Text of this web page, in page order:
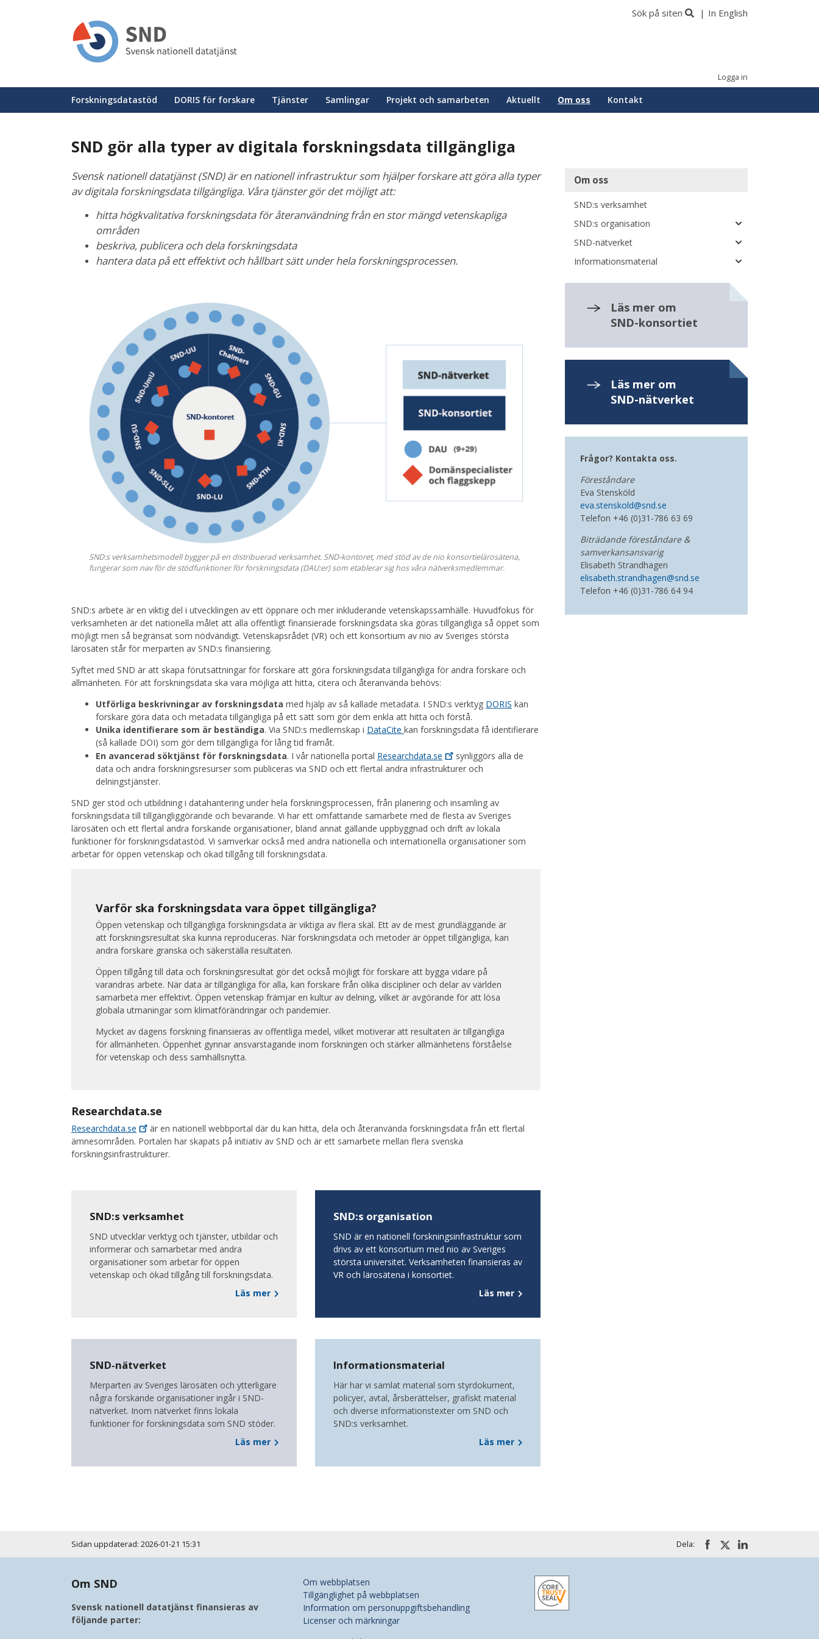
Sök på siten In English
Logga in
Huvudmeny
Forskningsdatastöd DORIS för forskare Tjänster Samlingar Projekt och samarbeten Aktuellt Om oss Kontakt
SND gör alla typer av digitala forskningsdata tillgängliga
Svensk nationell datatjänst (SND) är en nationell infrastruktur som hjälper forskare att göra alla typer
av digitala forskningsdata tillgängliga. Våra tjänster gör det möjligt att:
hitta högkvalitativa forskningsdata för återanvändning från en stor mängd vetenskapliga
områden
beskriva, publicera och dela forskningsdata
hantera data på ett effektivt och hållbart sätt under hela forskningsprocessen.
SND:s verksamhetsmodell bygger på en distribuerad verksamhet. SND-kontoret, med stöd av de nio konsortielärosätena,
fungerar som nav för de stödfunktioner för forskningsdata (DAU:er) som etablerar sig hos våra nätverksmedlemmar.
SND:s arbete är en viktig del i utvecklingen av ett öppnare och mer inkluderande vetenskapssamhälle. Huvudfokus för
verksamheten är det nationella målet att alla offentligt finansierade forskningsdata ska göras tillgängliga så öppet som
möjligt men så begränsat som nödvändigt. Vetenskapsrådet (VR) och ett konsortium av nio av Sveriges största
lärosäten står för merparten av SND:s finansiering.
Syftet med SND är att skapa förutsättningar för forskare att göra forskningsdata tillgängliga för andra forskare och
allmänheten. För att forskningsdata ska vara möjliga att hitta, citera och återanvända behövs:
Utförliga beskrivningar av forskningsdata med hjälp av så kallade metadata. I SND:s verktyg DORIS kan
forskare göra data och metadata tillgängliga på ett sätt som gör dem enkla att hitta och förstå.
Unika identifierare som är beständiga. Via SND:s medlemskap i DataCite kan forskningsdata få identifierare
(så kallade DOI) som gör dem tillgängliga för lång tid framåt.
En avancerad söktjänst för forskningsdata. I vår nationella portal Researchdata.se
synliggörs alla de
data och andra forskningsresurser som publiceras via SND och ett flertal andra infrastrukturer och
delningstjänster.
SND ger stöd och utbildning i datahantering under hela forskningsprocessen, från planering och insamling av
forskningsdata till tillgängliggörande och bevarande. Vi har ett omfattande samarbete med de flesta av Sveriges
lärosäten och ett flertal andra forskande organisationer, bland annat gällande uppbyggnad och drift av lokala
funktioner för forskningsdatastöd. Vi samverkar också med andra nationella och internationella organisationer som
arbetar för öppen vetenskap och ökad tillgång till forskningsdata.
Varför ska forskningsdata vara öppet tillgängliga?
Öppen vetenskap och tillgängliga forskningsdata är viktiga av flera skäl. Ett av de mest grundläggande är
att forskningsresultat ska kunna reproduceras. När forskningsdata och metoder är öppet tillgängliga, kan
andra forskare granska och säkerställa resultaten.
Öppen tillgång till data och forskningsresultat gör det också möjligt för forskare att bygga vidare på
varandras arbete. När data är tillgängliga för alla, kan forskare från olika discipliner och delar av världen
samarbeta mer effektivt. Öppen vetenskap främjar en kultur av delning, vilket är avgörande för att lösa
globala utmaningar som klimatförändringar och pandemier.
Mycket av dagens forskning finansieras av offentliga medel, vilket motiverar att resultaten är tillgängliga
för allmänheten. Öppenhet gynnar ansvarstagande inom forskningen och stärker allmänhetens förståelse
för vetenskap och dess samhällsnytta.
Researchdata.se
Researchdata.se
är en nationell webbportal där du kan hitta, dela och återanvända forskningsdata från ett flertal
ämnesområden. Portalen har skapats på initiativ av SND och är ett samarbete mellan flera svenska
forskningsinfrastrukturer.
SND:s verksamhet
SND utvecklar verktyg och tjänster, utbildar och
informerar och samarbetar med andra
organisationer som arbetar för öppen
vetenskap och ökad tillgång till forskningsdata.
Läs mer
SND:s organisation
SND är en nationell forskningsinfrastruktur som
drivs av ett konsortium med nio av Sveriges
största universitet. Verksamheten finansieras av
VR och lärosätena i konsortiet.
Läs mer
SND-nätverket
Merparten av Sveriges lärosäten och ytterligare
några forskande organisationer ingår i SND-
nätverket. Inom nätverket finns lokala
funktioner för forskningsdata som SND stöder.
Läs mer
Informationsmaterial
Här har vi samlat material som styrdokument,
policyer, avtal, årsberättelser, grafiskt material
och diverse informationstexter om SND och
SND:s verksamhet.
Läs mer
Main
Om oss
SND:s verksamhet
SND:s organisation
SND-nätverket
Informationsmaterial
Läs mer om
SND-konsortiet
Läs mer om
SND-nätverket
Frågor? Kontakta oss.
Föreståndare
Eva Stensköld
eva.stenskold@snd.se
Telefon +46 (0)31-786 63 69
Biträdande föreståndare &
samverkansansvarig
Elisabeth Strandhagen
elisabeth.strandhagen@snd.se
Telefon +46 (0)31-786 64 94
Sidan uppdaterad: 2026-01-21 15:31 Dela:
Om SND
Svensk nationell datatjänst finansieras av
följande parter:
Om webbplatsen
Tillgänglighet på webbplatsen
Information om personuppgiftsbehandling
Licenser och märkningar